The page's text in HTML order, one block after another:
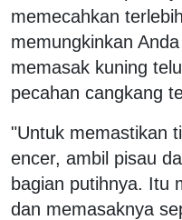
memecahkan
memungkinkan
memasak kuning
pecahan cangkang
"Untuk memastikan
encer, ambil pisau
bagian putihnya. Itu
dan memasaknya